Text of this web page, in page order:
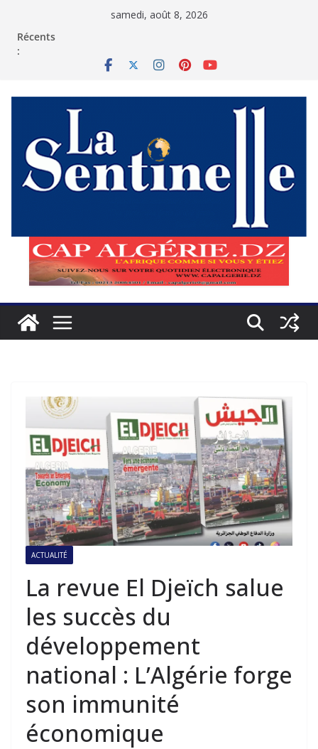
samedi, août 8, 2026
Récents
:
ACTUALITÉ
La revue El Djeïch salue
les succès du
développement
national : L’Algérie forge
son immunité
économique